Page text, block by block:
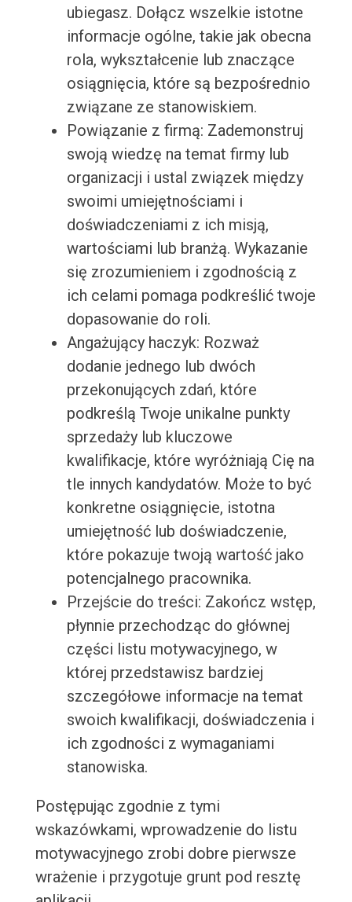
ubiegasz. Dołącz wszelkie istotne
informacje ogólne, takie jak obecna
rola, wykształcenie lub znaczące
osiągnięcia, które są bezpośrednio
związane ze stanowiskiem.
Powiązanie z firmą: Zademonstruj
swoją wiedzę na temat firmy lub
organizacji i ustal związek między
swoimi umiejętnościami i
doświadczeniami z ich misją,
wartościami lub branżą. Wykazanie
się zrozumieniem i zgodnością z
ich celami pomaga podkreślić twoje
dopasowanie do roli.
Angażujący haczyk: Rozważ
dodanie jednego lub dwóch
przekonujących zdań, które
podkreślą Twoje unikalne punkty
sprzedaży lub kluczowe
kwalifikacje, które wyróżniają Cię na
tle innych kandydatów. Może to być
konkretne osiągnięcie, istotna
umiejętność lub doświadczenie,
które pokazuje twoją wartość jako
potencjalnego pracownika.
Przejście do treści: Zakończ wstęp,
płynnie przechodząc do głównej
części listu motywacyjnego, w
której przedstawisz bardziej
szczegółowe informacje na temat
swoich kwalifikacji, doświadczenia i
ich zgodności z wymaganiami
stanowiska.
Postępując zgodnie z tymi
wskazówkami, wprowadzenie do listu
motywacyjnego zrobi dobre pierwsze
wrażenie i przygotuje grunt pod resztę